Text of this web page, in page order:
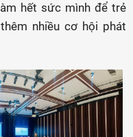
hết sức mình để trẻ
nhiều cơ hội phát